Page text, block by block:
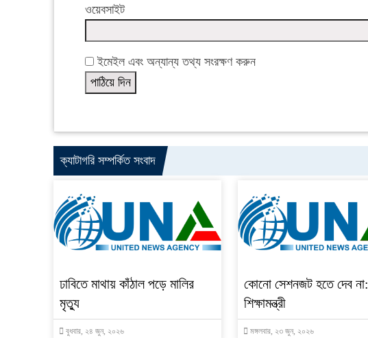
ওয়েবসাইট
ইমেইল এবং অন্যান্য তথ্য সংরক্ষণ করুন
ক্যাটাগরি সম্পর্কিত সংবাদ
ঢাবিতে মাথায় কাঁঠাল পড়ে মালির
মৃত্যু
বুধবার, ২৪ জুন, ২০২৬
কোনো সেশনজট হতে দেব না:
শিক্ষামন্ত্রী
মঙ্গলবার, ২৩ জুন, ২০২৬